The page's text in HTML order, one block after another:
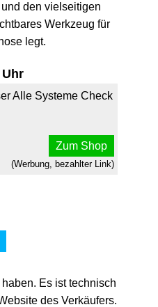
den vielseitigen
Werkzeug für
legt.
Uhr
Alle Systeme Check
Zum Shop
(Werbung, bezahlter Link)
Es ist technisch
des Verkäufers.